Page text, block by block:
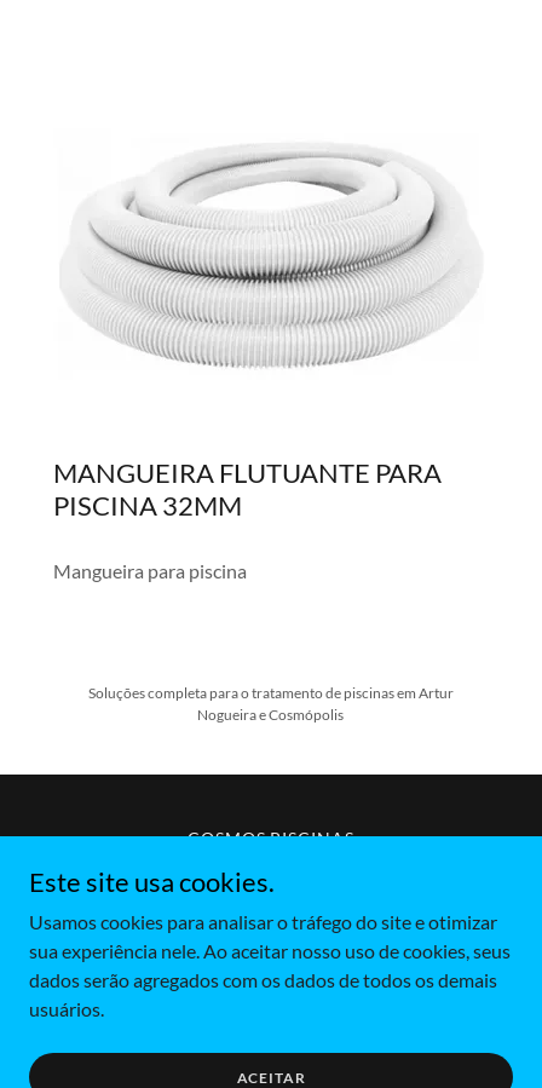
MANGUEIRA FLUTUANTE PARA
PISCINA 32MM
Mangueira para piscina
Soluções completa para o tratamento de piscinas em Artur
Nogueira e Cosmópolis
COSMOS PISCINAS
FIDELIZI LOJA COSMOPOLIS
Copyright © 2026 COSMOS PISCINAS – Todos os direitos
Desenvolvido por
Este site usa cookies.
Usamos cookies para analisar o tráfego do site e otimizar
sua experiência nele. Ao aceitar nosso uso de cookies, seus
dados serão agregados com os dados de todos os demais
usuários.
ACEITAR